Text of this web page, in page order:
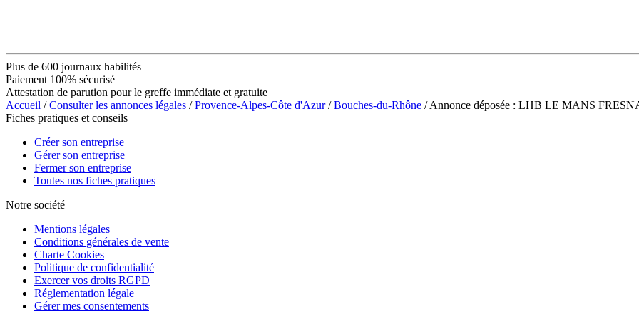
Plus de 600 journaux habilités
Paiement 100% sécurisé
Attestation de parution pour le greffe immédiate et gratuite
Accueil /Consulter les annonces légales /Provence-Alpes-Côte d'Azur/Bouches-du-Rhône / Annonce déposée : LHB LE MANS
Fiches pratiques et conseils
Créer son entreprise
Gérer son entreprise
Fermer son entreprise
Toutes nos fiches pratiques
Notre société
Mentions légales
Conditions générales de vente
Charte Cookies
Politique de confidentialité
Exercer vos droits RGPD
Réglementation légale
Gérer mes consentements